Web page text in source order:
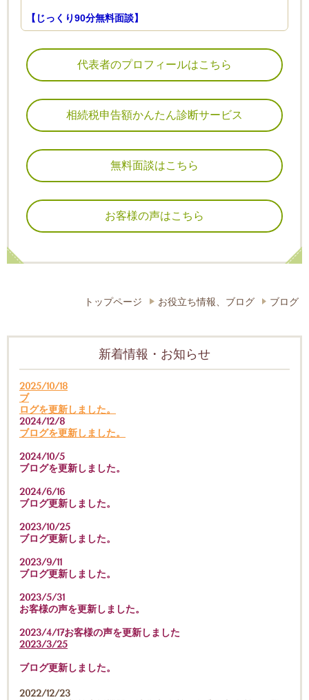
【じっくり90分無料面談】
代表者のプロフィールはこちら
相続税申告額かんたん診断サービス
無料面談はこちら
お客様の声はこちら
トップページ お役立ち情報、ブログ ブログ
新着情報・お知らせ
2025/10/18
ブ
ログを更新しました。
2024/12/8
ブログを更新しました。
2024/10/5
ブログを更新しました。
2024/6/16
ブログ更新しました。
2023/10/25
ブログ更新しました。
2023/9/11
ブログ更新しました。
2023/5/31
お客様の声を更新しました。
2023/4/17お客様の声を更新しました
2023/3/25
ブログ更新しました。
2022/12/23